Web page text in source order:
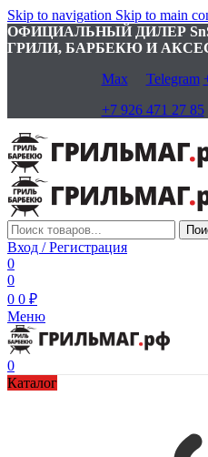
Skip to navigation Skip to main
ОФИЦИАЛЬНЫЙ ДИЛЕР SnS,
ГРИЛИ, БАРБЕКЮ И
Max
Telegram
+7 926 471 27 85
Вход / Регистрация
0
0
0 0 ₽
Меню
0
Каталог